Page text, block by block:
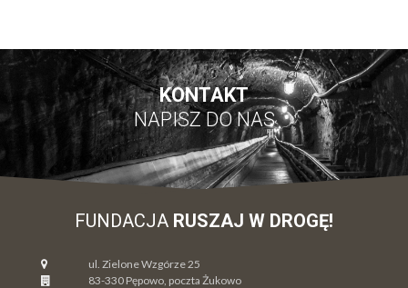
KONTAKT
NAPISZ DO NAS
FUNDACJA RUSZAJ W DROGĘ!
ul. Zielone Wzgórze 25
83-330 Pępowo, poczta Żukowo